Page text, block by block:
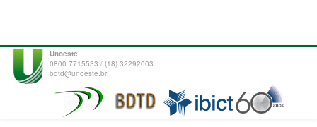
Unoeste
0800 7715533 / (18) 32292003
bdtd@unoeste.br